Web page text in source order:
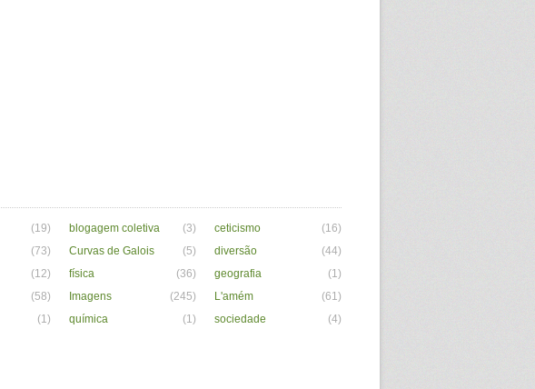
(19) blogagem coletiva (3) ceticismo
(16)
(73) Curvas de Galois (5) diversão
(44)
(12) física (36) geografia
(1)
(58) Imagens (245) L'amém
(61)
(1) química (1) sociedade
(4)